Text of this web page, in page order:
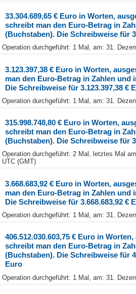
33.304.689,65 € Euro in Worten,
schreibt man den Euro-Betrag in
(Buchstaben). Die Schreibweise für
Operation durchgeführt: 1 Mal, am: 31.
3.123.397,38 € Euro in Worten,
man den Euro-Betrag in Zahlen und
Die Schreibweise für 3.123.397,38 €
Operation durchgeführt: 1 Mal, am: 31.
315.998.748,80 € Euro in Worten,
schreibt man den Euro-Betrag in
(Buchstaben). Die Schreibweise für
Operation durchgeführt: 2 Mal, letztes Mal
UTC (GMT)
3.668.683,92 € Euro in Worten,
man den Euro-Betrag in Zahlen und
Die Schreibweise für 3.668.683,92 €
Operation durchgeführt: 1 Mal, am: 31.
406.512.030.603,75 € Euro in
schreibt man den Euro-Betrag in
(Buchstaben). Die Schreibweise für
Euro
Operation durchgeführt: 1 Mal, am: 31.